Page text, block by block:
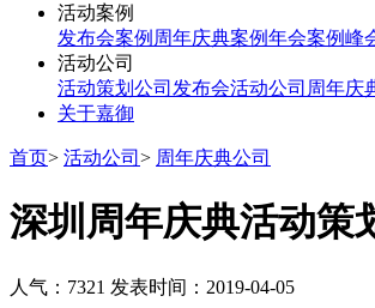
活动案例
发布会案例 周年庆典案例年会案例峰
活动公司
活动策划公司 发布会活动公司 周年庆
关于嘉御
首页> 活动公司 > 周年庆典公司
深圳周年庆典活动策
人气：7321 发表时间：2019-04-05